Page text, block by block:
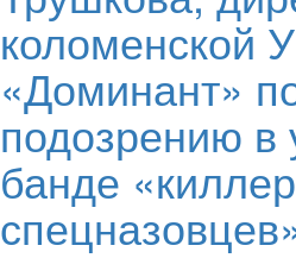
коломенской
«Доминант»
подозрению в
банде